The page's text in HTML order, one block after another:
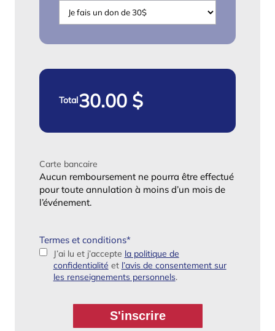
Total
Carte bancaire
Aucun remboursement ne pourra être effectué
pour toute annulation à moins d’un mois de
l’événement.
Termes et conditions*
J’ai lu et j’accepte la politique de
confidentialité et l’avis de consentement sur
les renseignements personnels.